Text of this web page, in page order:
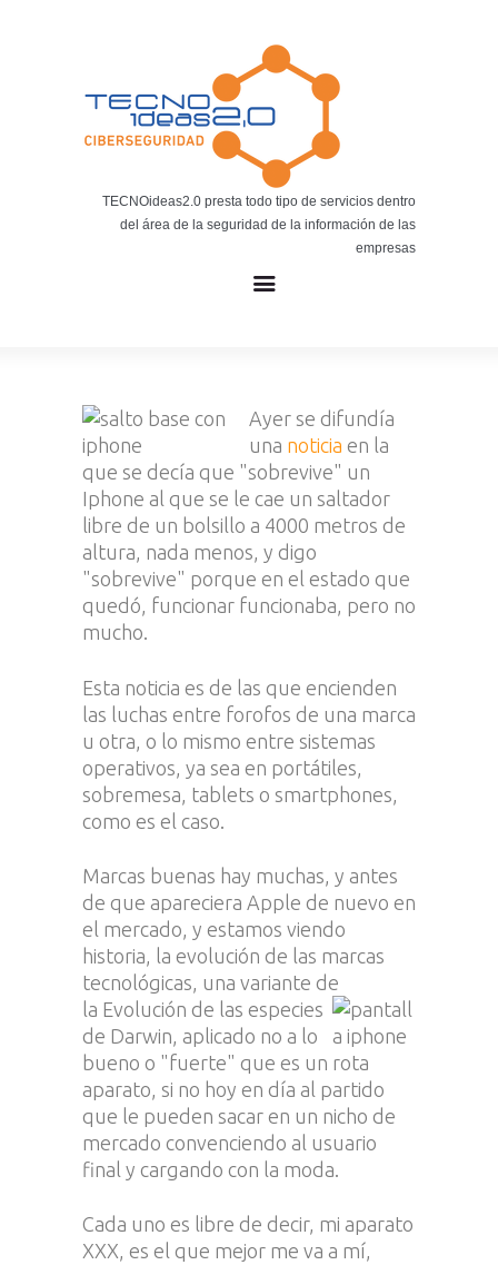
TECNOideas2.0 presta todo tipo de servicios dentro
del área de la seguridad de la información de las
empresas
BLOG TECNOIDEAS
Noticias tecnológicas.
Ayer se difundía
una noticia en la
que se decía que "sobrevive" un
Iphone al que se le cae un saltador
libre de un bolsillo a 4000 metros de
altura, nada menos, y digo
"sobrevive" porque en el estado que
quedó, funcionar funcionaba, pero no
mucho.
Esta noticia es de las que encienden
las luchas entre forofos de una marca
u otra, o lo mismo entre sistemas
operativos, ya sea en portátiles,
sobremesa, tablets o smartphones,
como es el caso.
Marcas buenas hay muchas, y antes
de que apareciera Apple de nuevo en
el mercado, y estamos viendo
historia, la evolución de las marcas
tecnológicas, una variante de
la Evolución de las especies
de Darwin, aplicado no a lo
bueno o "fuerte" que es un
aparato, si no hoy en día al partido
que le pueden sacar en un nicho de
mercado convenciendo al usuario
final y cargando con la moda.
Cada uno es libre de decir, mi aparato
XXX, es el que mejor me va a mí,